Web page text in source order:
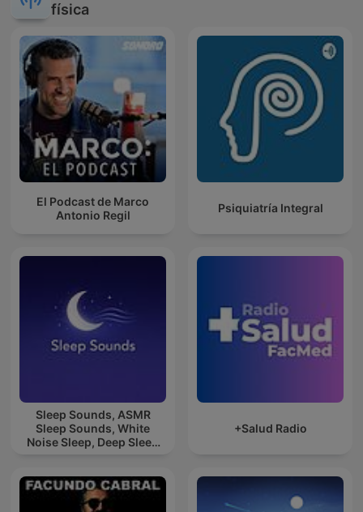
física
El Podcast de Marco
Antonio Regil
Psiquiatría Integral
Sleep Sounds, ASMR
Sleep Sounds, White
Noise Sleep, Deep Sleep
+Salud Radio